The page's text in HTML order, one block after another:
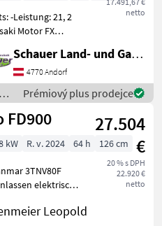
netto
-Leistung: 21, 2
Motor FX
137cm Combi-Deck
25 –
Schauer Land- und Gartentechnik GmbH
4770 Andorf
Prémiový plus prodejce
FD900
27.504
€
20 % s DPH
22.920 €
netto
kW R. v. 2024 64 h 126 cm
3TNV80F
elektrisch
3 Zylinder
Leopold